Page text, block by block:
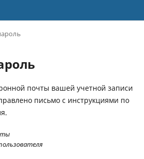
почты вашей учетной записи
письмо с инструкциями по